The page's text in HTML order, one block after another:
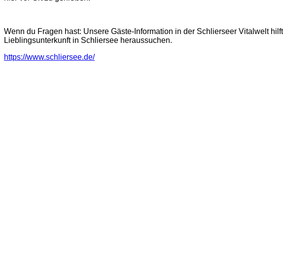
Wenn du Fragen hast: Unsere Gäste-Information in der Schlierseer Vitalwelt
Lieblingsunterkunft in Schliersee heraussuchen.
https://www.schliersee.de/